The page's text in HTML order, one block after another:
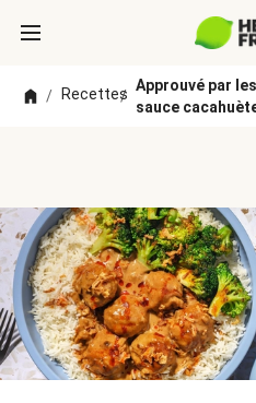
/ Recettes
/
Approuvé par
sauce